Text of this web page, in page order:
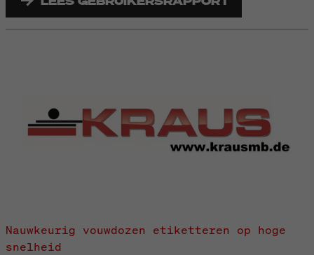
Nauwkeurig vouwdozen etiketteren op hoge
snelheid